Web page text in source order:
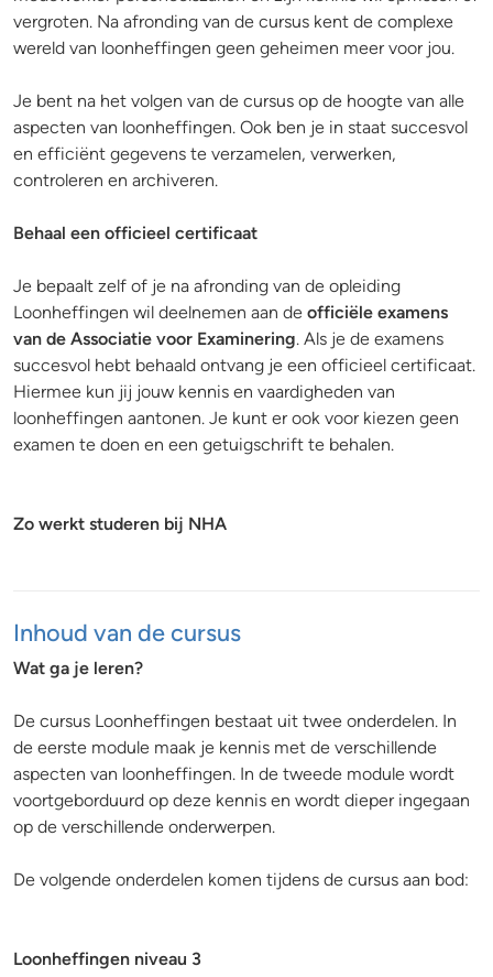
vergroten. Na afronding van de cursus kent de complexe
wereld van loonheffingen geen geheimen meer voor jou.
Je bent na het volgen van de cursus op de hoogte van alle
aspecten van loonheffingen. Ook ben je in staat succesvol
en efficiënt gegevens te verzamelen, verwerken,
controleren en archiveren.
Behaal een officieel certificaat
Je bepaalt zelf of je na afronding van de opleiding
Loonheffingen wil deelnemen aan de officiële examens
van de Associatie voor Examinering. Als je de examens
succesvol hebt behaald ontvang je een officieel certificaat.
Hiermee kun jij jouw kennis en vaardigheden van
loonheffingen aantonen. Je kunt er ook voor kiezen geen
examen te doen en een getuigschrift te behalen.
Zo werkt studeren bij NHA
Inhoud van de cursus
Wat ga je leren?
De cursus Loonheffingen bestaat uit twee onderdelen. In
de eerste module maak je kennis met de verschillende
aspecten van loonheffingen. In de tweede module wordt
voortgeborduurd op deze kennis en wordt dieper ingegaan
op de verschillende onderwerpen.
De volgende onderdelen komen tijdens de cursus aan bod:
Loonheffingen niveau 3